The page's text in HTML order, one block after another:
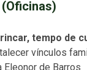
tempo de
vínculos
Eleonor de Barros